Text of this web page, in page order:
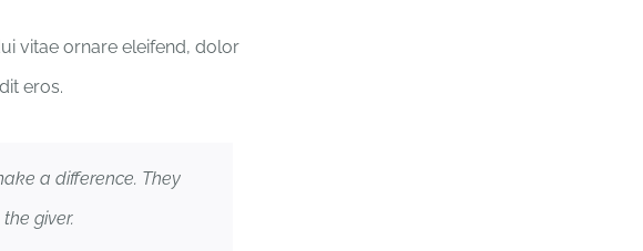
vitae ornare eleifend, dolor
eros.
a difference. They
giver.